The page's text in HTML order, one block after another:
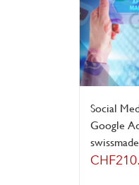
Social
Google
CHF